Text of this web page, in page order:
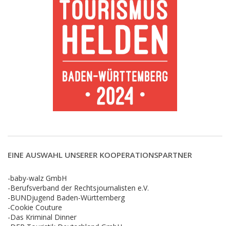
EINE AUSWAHL UNSERER KOOPERATIONSPARTNER
-baby-walz GmbH
-Berufsverband der Rechtsjournalisten e.V.
-BUNDjugend Baden-Württemberg
-Cookie Couture
-Das Kriminal Dinner